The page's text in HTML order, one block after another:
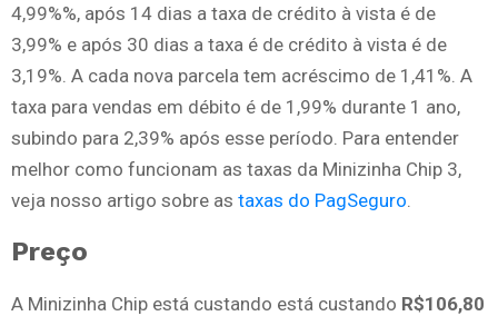
4,99%%, após 14 dias a taxa de crédito à vista é de
3,99% e após 30 dias a taxa é de crédito à vista é de
3,19%. A cada nova parcela tem acréscimo de 1,41%. A
taxa para vendas em débito é de 1,99% durante 1 ano,
subindo para 2,39% após esse período. Para entender
melhor como funcionam as taxas da Minizinha Chip 3,
veja nosso artigo sobre as taxas do PagSeguro
Preço
A Minizinha Chip está custando está custando R$106,80